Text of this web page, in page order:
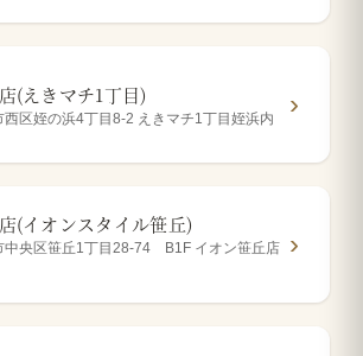
(えきマチ1丁目)
西区姪の浜4丁目8-2 えきマチ1丁目姪浜内
(イオンスタイル笹丘)
中央区笹丘1丁目28-74 B1F イオン笹丘店